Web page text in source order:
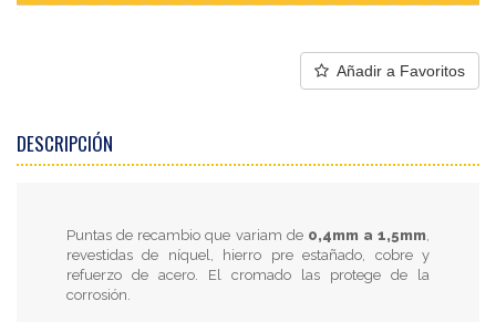
Añadir a Favoritos
DESCRIPCIÓN
Puntas de recambio que variam de 0,4mm a 1,5mm,
revestidas de níquel, hierro pre estañado, cobre y
refuerzo de acero. El cromado las protege de la
corrosión.